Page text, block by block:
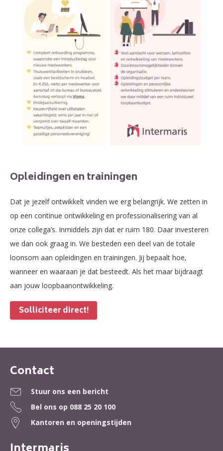
Opleidingen en trainingen
Dat je jezelf ontwikkelt vinden we erg belangrijk. We zetten in
op een continue ontwikkeling en professionalisering van al
onze collega’s. Inmiddels zijn dat er ruim 180. Daar investeren
we dan ook graag in. We besteden een deel van de totale
loonsom aan opleidingen en trainingen. Jij bepaalt hoe,
wanneer en waaraan je dat besteedt. Als het maar bijdraagt
aan jouw loopbaanontwikkeling.
Solliciteer direct!
Contactinformatie
Contact
Stuur ons een bericht
Bel ons op 088 25 20 100
Kantoren en openingstijden